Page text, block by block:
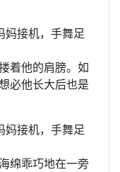
着他的肩膀。如
必他长大后也是
绵乖巧地在一旁